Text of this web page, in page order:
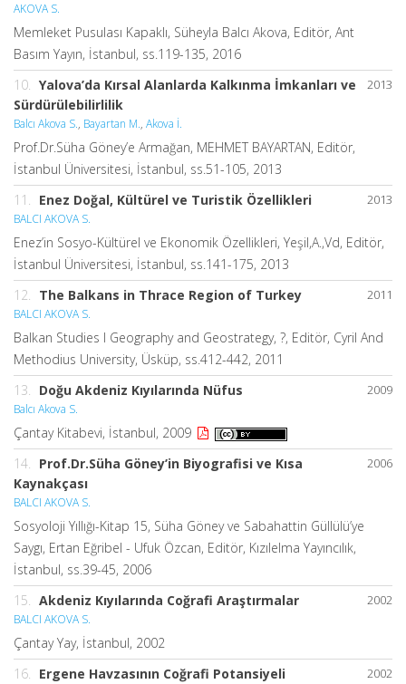
AKOVA S.
Memleket Pusulası Kapaklı, Süheyla Balcı Akova, Editör, Ant
Basım Yayın, İstanbul, ss.119-135, 2016
2013
10. Yalova’da Kırsal Alanlarda Kalkınma İmkanları ve
Sürdürülebilirlilik
Balcı Akova S., Bayartan M., Akova İ.
Prof.Dr.Süha Göney’e Armağan, MEHMET BAYARTAN, Editör,
İstanbul Üniversitesi, İstanbul, ss.51-105, 2013
2013
11. Enez Doğal, Kültürel ve Turistik Özellikleri
BALCI AKOVA S.
Enez’in Sosyo-Kültürel ve Ekonomik Özellikleri, Yeşil,A.,Vd, Editör,
İstanbul Üniversitesi, İstanbul, ss.141-175, 2013
2011
12. The Balkans in Thrace Region of Turkey
BALCI AKOVA S.
Balkan Studies I Geography and Geostrategy, ?, Editör, Cyril And
Methodius University, Üsküp, ss.412-442, 2011
2009
13. Doğu Akdeniz Kıyılarında Nüfus
Balcı Akova S.
Çantay Kitabevi, İstanbul, 2009
2006
14. Prof.Dr.Süha Göney’in Biyografisi ve Kısa
Kaynakçası
BALCI AKOVA S.
Sosyoloji Yıllığı-Kitap 15, Süha Göney ve Sabahattin Güllülü’ye
Saygı, Ertan Eğribel - Ufuk Özcan, Editör, Kızılelma Yayıncılık,
İstanbul, ss.39-45, 2006
2002
15. Akdeniz Kıyılarında Coğrafi Araştırmalar
BALCI AKOVA S.
Çantay Yay, İstanbul, 2002
2002
16. Ergene Havzasının Coğrafi Potansiyeli